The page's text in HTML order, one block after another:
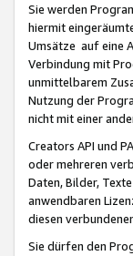
Sie werden
hiermit
Umsätze auf eine
Verbindung mit
unmittelbarem
Nutzung der
nicht mit einer
Creators API und
oder mehreren
Daten, Bilder,
anwendbaren
diesen
Sie dürfen den